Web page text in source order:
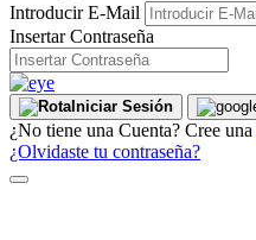
Introducir E-Mail
Insertar Contraseña
Iniciar Sesión
¿No tiene una Cuenta? Cree una
¿Olvidaste tu contraseña?